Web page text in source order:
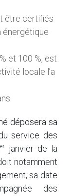
être certifiés
énergétique
et 100 %, est
locale l’a
déposera sa
service des
er janvier de la
notamment
sa date
des